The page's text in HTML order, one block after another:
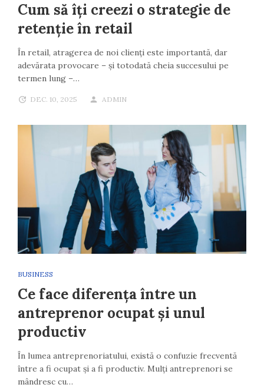
Cum să îți creezi o strategie de
retenție în retail
În retail, atragerea de noi clienți este importantă, dar
adevărata provocare – și totodată cheia succesului pe
termen lung –…
DEC. 10, 2025 ADMIN
BUSINESS
Ce face diferența între un
antreprenor ocupat și unul
productiv
În lumea antreprenoriatului, există o confuzie frecventă
între a fi ocupat și a fi productiv. Mulți antreprenori se
mândresc cu…